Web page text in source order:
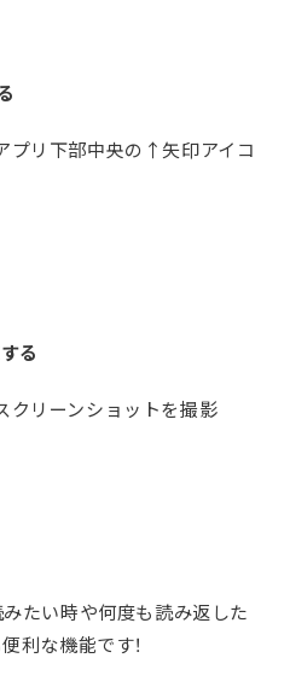
プリ下部中央の↑矢印アイコ
る
クリーンショットを撮影
たい時や何度も読み返した
利な機能です！